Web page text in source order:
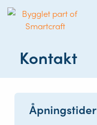
webbplatsen
Kontakt
Åpningstider